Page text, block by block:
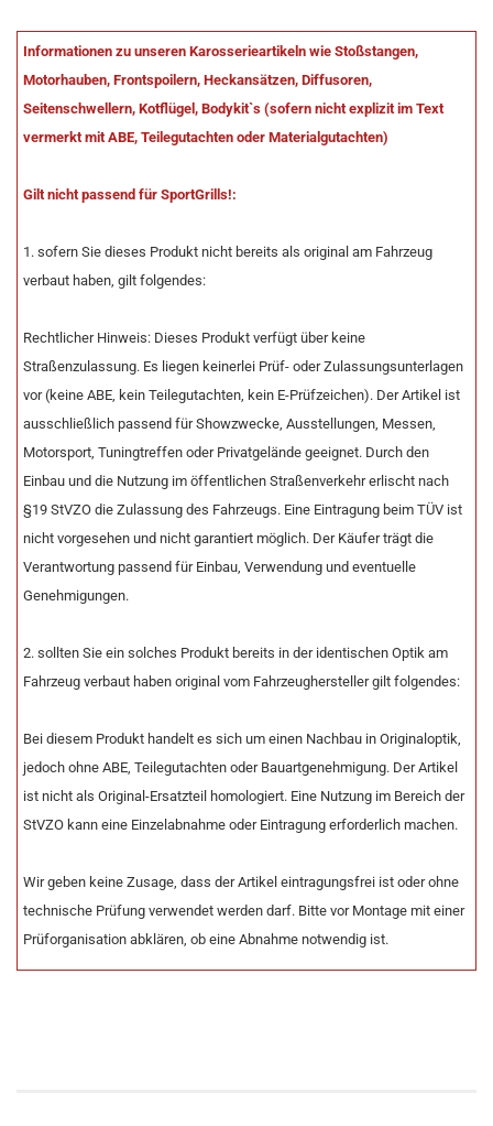
Informationen zu unseren Karosserieartikeln wie Stoßstangen,
Motorhauben, Frontspoilern, Heckansätzen, Diffusoren,
Seitenschwellern, Kotflügel, Bodykit`s (sofern nicht explizit im Text
vermerkt mit ABE, Teilegutachten oder Materialgutachten)
Gilt nicht passend für SportGrills!:
1. sofern Sie dieses Produkt nicht bereits als original am Fahrzeug
verbaut haben, gilt folgendes:
Rechtlicher Hinweis: Dieses Produkt verfügt über keine
Straßenzulassung. Es liegen keinerlei Prüf- oder Zulassungsunterlagen
vor (keine ABE, kein Teilegutachten, kein E-Prüfzeichen). Der Artikel ist
ausschließlich passend für Showzwecke, Ausstellungen, Messen,
Motorsport, Tuningtreffen oder Privatgelände geeignet. Durch den
Einbau und die Nutzung im öffentlichen Straßenverkehr erlischt nach
§19 StVZO die Zulassung des Fahrzeugs. Eine Eintragung beim TÜV ist
nicht vorgesehen und nicht garantiert möglich. Der Käufer trägt die
Verantwortung passend für Einbau, Verwendung und eventuelle
Genehmigungen.
2. sollten Sie ein solches Produkt bereits in der identischen Optik am
Fahrzeug verbaut haben original vom Fahrzeughersteller gilt folgendes:
Bei diesem Produkt handelt es sich um einen Nachbau in Originaloptik,
jedoch ohne ABE, Teilegutachten oder Bauartgenehmigung. Der Artikel
ist nicht als Original-Ersatzteil homologiert. Eine Nutzung im Bereich der
StVZO kann eine Einzelabnahme oder Eintragung erforderlich machen.
Wir geben keine Zusage, dass der Artikel eintragungsfrei ist oder ohne
technische Prüfung verwendet werden darf. Bitte vor Montage mit einer
Prüforganisation abklären, ob eine Abnahme notwendig ist.